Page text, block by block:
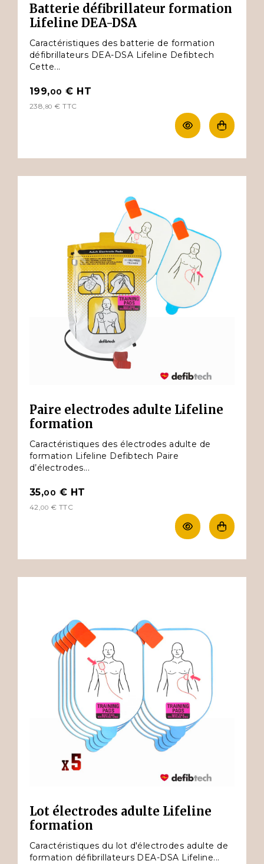
Batterie défibrillateur formation
Lifeline DEA-DSA
Caractéristiques des batterie de formation
défibrillateurs DEA-DSA Lifeline Defibtech
Cette...
199,00 € HT
238, 80 € TTC
Paire electrodes adulte Lifeline
formation
Caractéristiques des électrodes adulte de
formation Lifeline Defibtech Paire
d’électrodes...
35,00 € HT
42,00 € TTC
Lot électrodes adulte Lifeline
formation
Caractéristiques du lot d'électrodes adulte de
formation défibrillateurs DEA-DSA Lifeline...